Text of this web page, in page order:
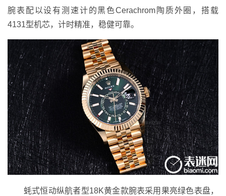
腕表配以设有测速计的黑色Cerachrom陶质外圈，搭载
4131型机芯，计时精准，稳健可靠。
蚝式恒动纵航者型18K黄金款腕表采用果亮绿色表盘，